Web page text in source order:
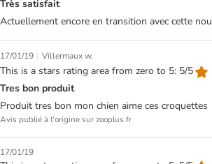
Très satisfait
Actuellement encore en transition avec cette
17/01/19 | Villermaux w.
This is a stars rating area from zero to 5: 5/5
Tres bon produit
Produit tres bon mon chien aime ces croquettes
Avis publié à l'origine sur zooplus.fr
17/01/19